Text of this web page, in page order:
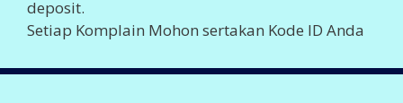
deposit.
Setiap Komplain Mohon sertakan Kode ID Anda